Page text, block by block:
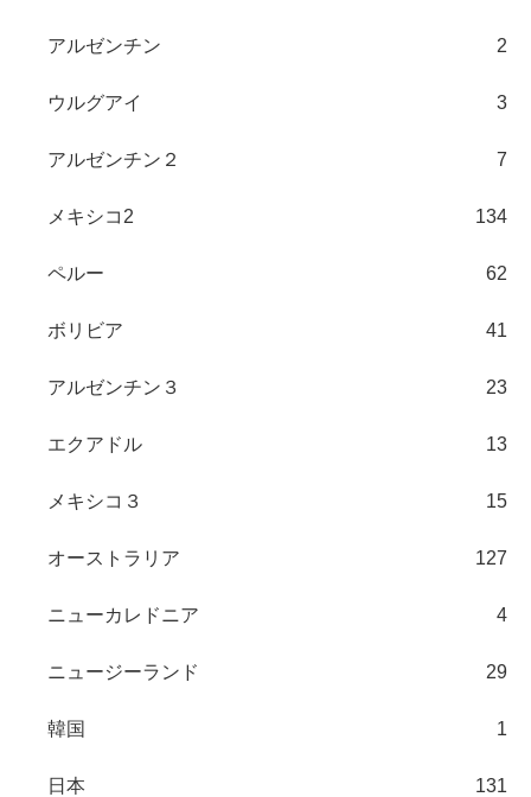
アルゼンチン 2
ウルグアイ 3
アルゼンチン２ 7
メキシコ2 134
ペルー 62
ボリビア 41
アルゼンチン３ 23
エクアドル 13
メキシコ３ 15
オーストラリア 127
ニューカレドニア 4
ニュージーランド 29
韓国 1
日本 131